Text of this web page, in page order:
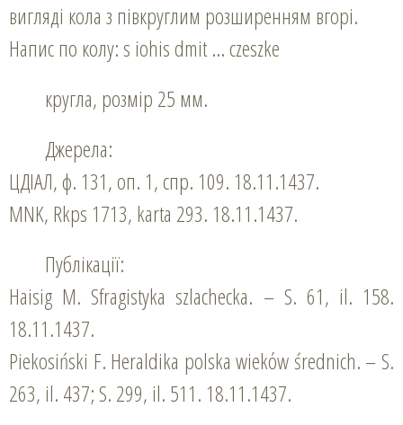
вигляді кола з півкруглим розширенням вгорі.
Напис по колу: s iohis dmit … czeszke
кругла, розмір 25 мм.
Джерела:
ЦДІАЛ, ф. 131, оп. 1, спр. 109. 18.11.1437.
MNK, Rkps 1713, karta 293. 18.11.1437.
Публікації:
Haisig M. Sfragistyka szlachecka. – S. 61, il. 158.
18.11.1437.
Piekosiński F. Heraldika polska wiekόw średnich. – S.
263, il. 437; S. 299, il. 511. 18.11.1437.